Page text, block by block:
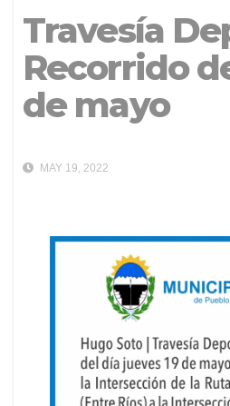
Travesía
Recorrido
de mayo
MAY 19, 2022